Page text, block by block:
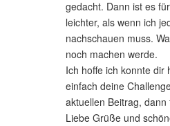
gedacht. Dann ist es
leichter, als wenn ich
nachschauen muss.
noch machen werde.
Ich hoffe ich konnte dir
einfach deine
aktuellen Beitrag,
Liebe Grüße und